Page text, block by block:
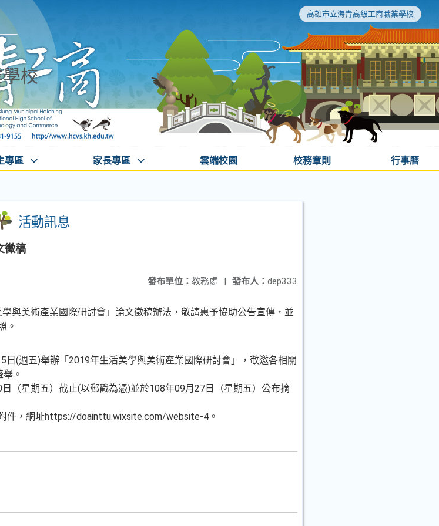
高雄市立海青高級工商職業學校
校
專區 家長專區 雲端校園 校務章則 行事曆
活動訊息
徵稿
發布人： dep333
發布單位： 教務處 |
與美術產業國際研討會」論文徵稿辦法，敬請惠予協助公告宣傳，並
。
(週五)舉辦「2019年生活美學與美術產業國際研討會」，敬邀各相關
。
（星期五）截止(以郵戳為憑)並於108年09月27日（星期五）公布摘
件，網址https://doainttu.wixsite.com/website-4。